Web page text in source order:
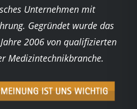
Unternehmen mit
Gegründet wurde das
2006 von qualifizierten
Medizintechnikbranche.